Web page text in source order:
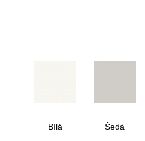
Bílá Šedá